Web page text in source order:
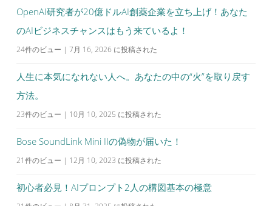
OpenAI研究者が20億ドルAI創薬企業を立ち上げ！あなた
のAIビジネスチャンスはもう来ているよ！
24件のビュー | 7月 16, 2026 に投稿された
人生に本気になれない人へ。あなたの中の“火”を取り戻す
方法。
23件のビュー | 10月 10, 2025 に投稿された
Bose SoundLink Mini IIの偽物が届いた！
21件のビュー | 12月 10, 2023 に投稿された
初心者必見！AIプロンプト2人の構図基本の極意